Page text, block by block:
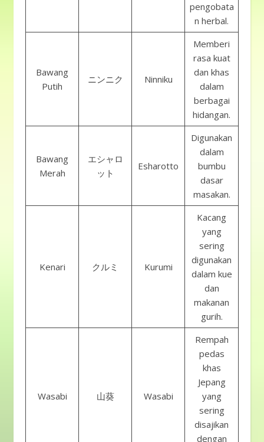
pengobata
n herbal.
Bawang
Putih
ニンニク Ninniku
Memberi
rasa kuat
dan khas
dalam
berbagai
hidangan.
Bawang
Merah
エシャロ
ット
Esharotto
Digunakan
dalam
bumbu
dasar
masakan.
Kenari クルミ Kurumi
Kacang
yang
sering
digunakan
dalam kue
dan
makanan
gurih.
Wasabi 山葵 Wasabi
Rempah
pedas
khas
Jepang
yang
sering
disajikan
dengan